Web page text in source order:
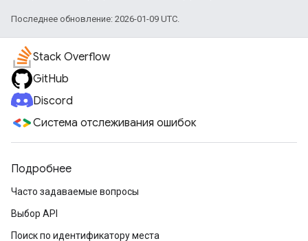
Последнее обновление: 2026-01-09 UTC.
Stack Overflow
GitHub
Discord
Система отслеживания ошибок
Подробнее
Часто задаваемые вопросы
Выбор API
Поиск по идентификатору места